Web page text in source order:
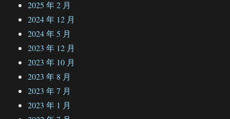
2025 年 2 月
2024 年 12 月
2024 年 5 月
2023 年 12 月
2023 年 10 月
2023 年 8 月
2023 年 7 月
2023 年 1 月